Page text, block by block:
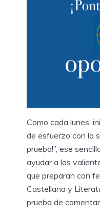
Como cada lunes,
de esfuerzo con la
prueba!”, ese
ayudar a las
que preparan con
Castellana y
prueba de